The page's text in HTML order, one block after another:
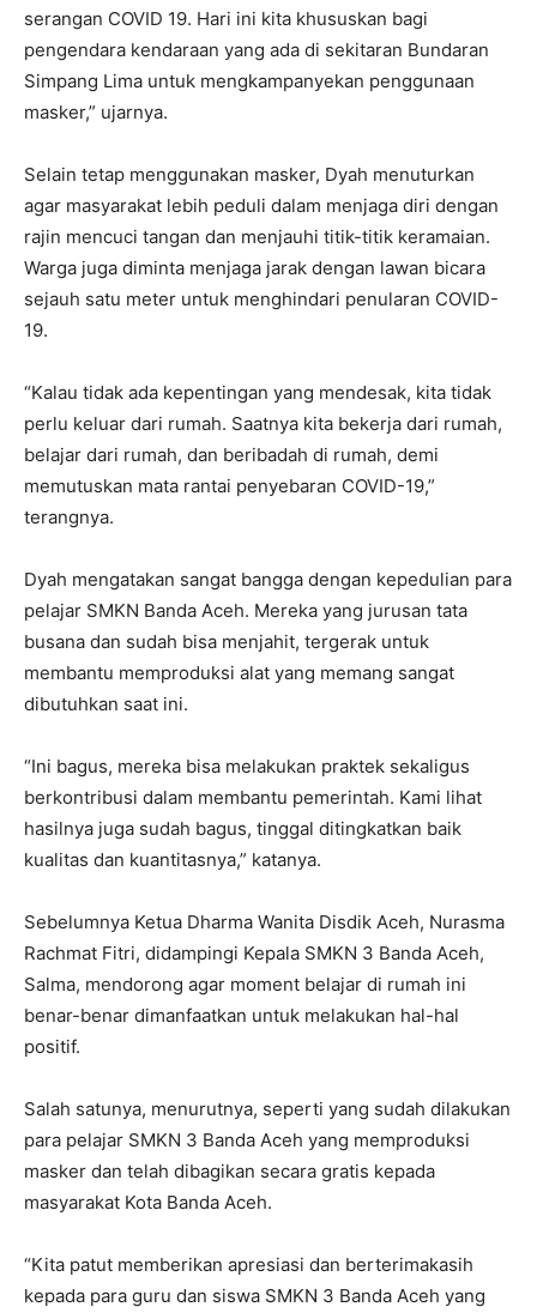
serangan COVID 19. Hari ini kita khususkan bagi
pengendara kendaraan yang ada di sekitaran Bundaran
Simpang Lima untuk mengkampanyekan penggunaan
masker,” ujarnya.
Selain tetap menggunakan masker, Dyah menuturkan
agar masyarakat lebih peduli dalam menjaga diri dengan
rajin mencuci tangan dan menjauhi titik-titik keramaian.
Warga juga diminta menjaga jarak dengan lawan bicara
sejauh satu meter untuk menghindari penularan COVID-
19.
“Kalau tidak ada kepentingan yang mendesak, kita tidak
perlu keluar dari rumah. Saatnya kita bekerja dari rumah,
belajar dari rumah, dan beribadah di rumah, demi
memutuskan mata rantai penyebaran COVID-19,”
terangnya.
Dyah mengatakan sangat bangga dengan kepedulian para
pelajar SMKN Banda Aceh. Mereka yang jurusan tata
busana dan sudah bisa menjahit, tergerak untuk
membantu memproduksi alat yang memang sangat
dibutuhkan saat ini.
“Ini bagus, mereka bisa melakukan praktek sekaligus
berkontribusi dalam membantu pemerintah. Kami lihat
hasilnya juga sudah bagus, tinggal ditingkatkan baik
kualitas dan kuantitasnya,” katanya.
Sebelumnya Ketua Dharma Wanita Disdik Aceh, Nurasma
Rachmat Fitri, didampingi Kepala SMKN 3 Banda Aceh,
Salma, mendorong agar moment belajar di rumah ini
benar-benar dimanfaatkan untuk melakukan hal-hal
positif.
Salah satunya, menurutnya, seperti yang sudah dilakukan
para pelajar SMKN 3 Banda Aceh yang memproduksi
masker dan telah dibagikan secara gratis kepada
masyarakat Kota Banda Aceh.
“Kita patut memberikan apresiasi dan berterimakasih
kepada para guru dan siswa SMKN 3 Banda Aceh yang